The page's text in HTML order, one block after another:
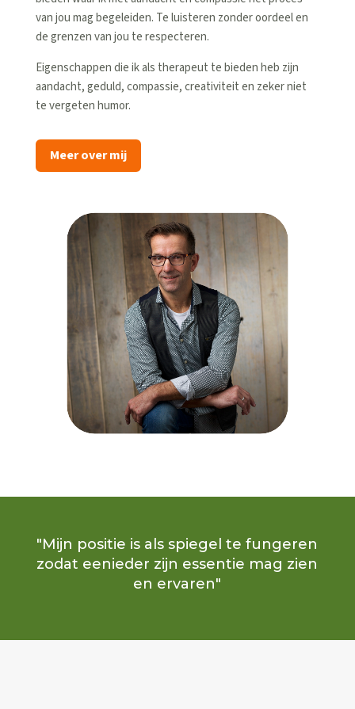
van jou mag begeleiden. Te luisteren zonder oordeel en
de grenzen van jou te respecteren.
Eigenschappen die ik als therapeut te bieden heb zijn
aandacht, geduld, compassie, creativiteit en zeker niet
te vergeten humor.
Meer over mij
"Mijn positie is als spiegel te fungeren
zodat eenieder zijn essentie mag zien
en ervaren"